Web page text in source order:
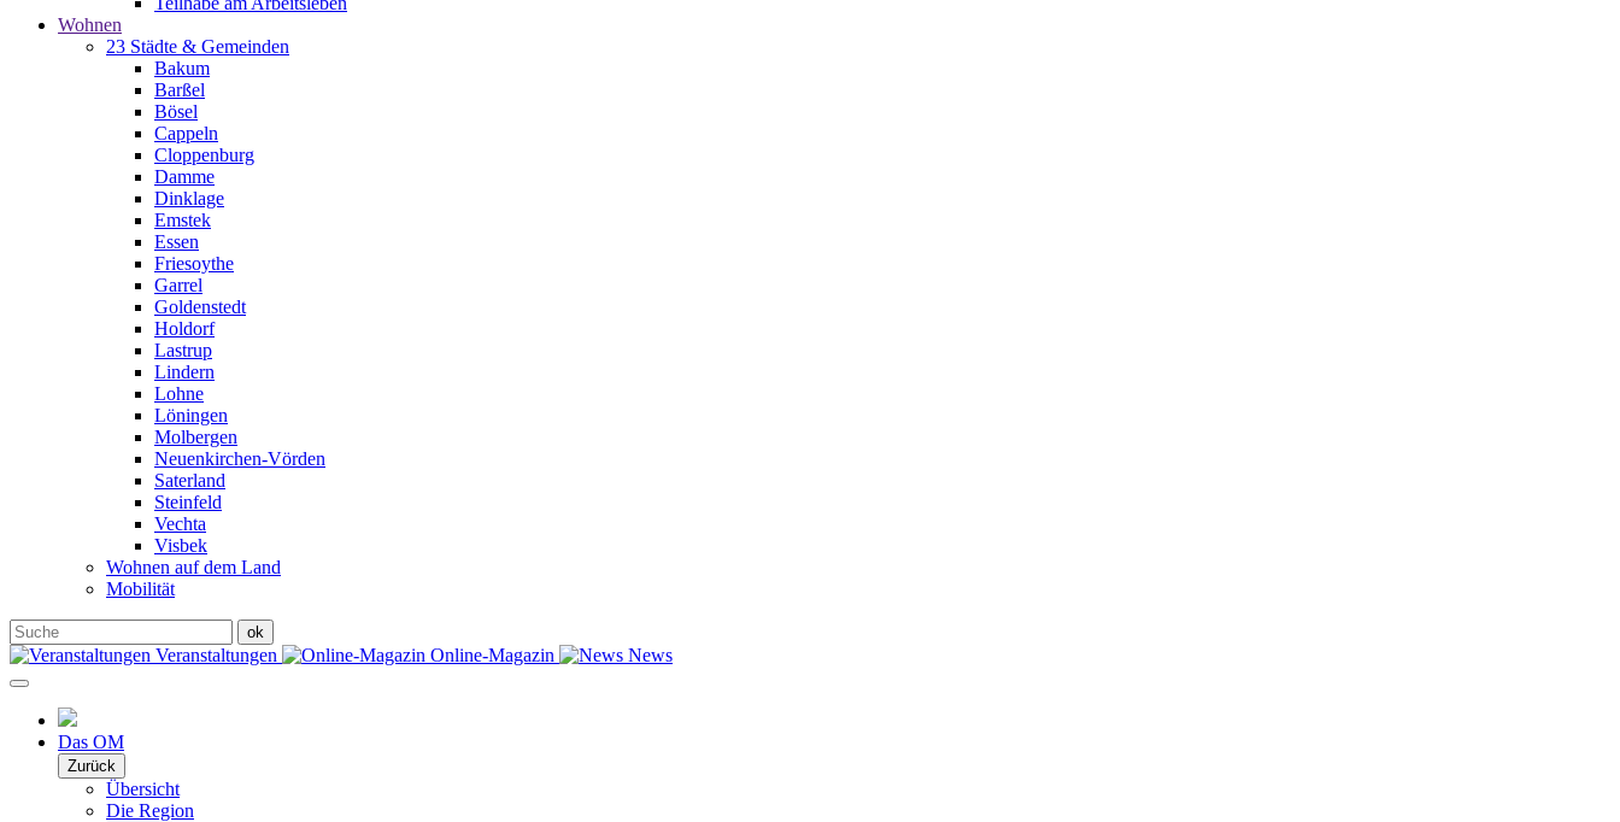
Wohnen
23 Städte & Gemeinden
Bakum
Barßel
Bösel
Cappeln
Cloppenburg
Damme
Dinklage
Emstek
Essen
Friesoythe
Garrel
Goldenstedt
Holdorf
Lastrup
Lindern
Lohne
Löningen
Molbergen
Neuenkirchen-Vörden
Saterland
Steinfeld
Vechta
Visbek
Wohnen auf dem Land
Mobilität
Veranstaltungen Online-Magazin News
Das OM
Zurück
Übersicht
Die Region